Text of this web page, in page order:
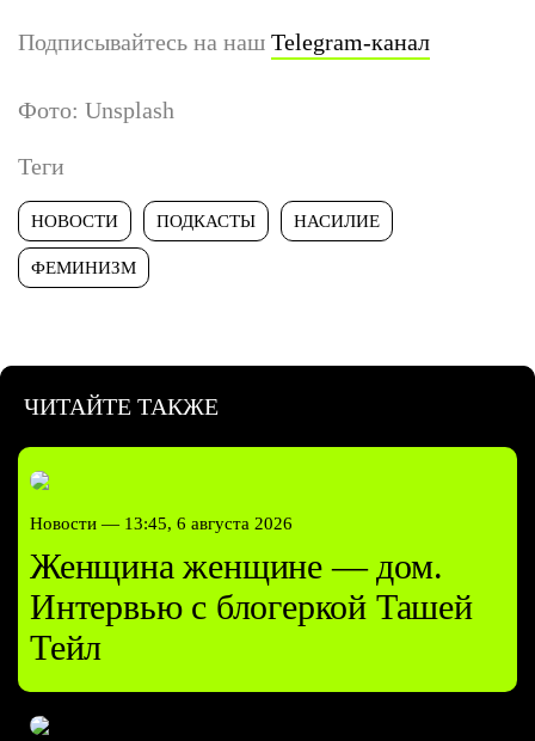
Подписывайтесь на наш Telegram-канал
Фото: Unsplash
Теги
НОВОСТИ ПОДКАСТЫ НАСИЛИЕ
ФЕМИНИЗМ
ЧИТАЙТЕ ТАКЖЕ
Новости — 13:45, 6 августа 2026
Женщина женщине — дом.
Интервью с блогеркой Ташей
Тейл